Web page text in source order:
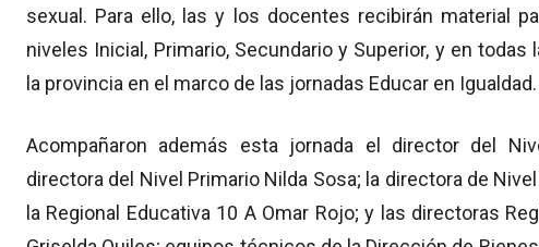
sexual. Para ello, las y los docentes recibirán material
niveles Inicial, Primario, Secundario y Superior, y en
la provincia en el marco de las jornadas Educar en Igualdad.
Acompañaron además esta jornada el director del
directora del Nivel Primario Nilda Sosa; la directora de
la Regional Educativa 10 A Omar Rojo; y las directoras